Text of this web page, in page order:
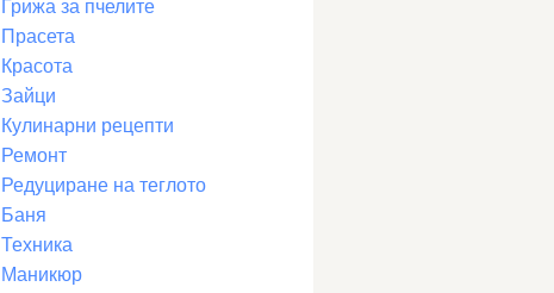
Грижа за пчелите
Прасета
Красота
Зайци
Кулинарни рецепти
Ремонт
Редуциране на теглото
Баня
Техника
Маникюр